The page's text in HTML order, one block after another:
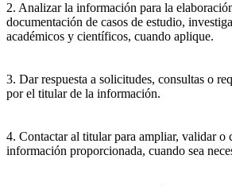
2. Analizar la información para la
documentación de casos de estudio,
académicos y científicos, cuando aplique.
3. Dar respuesta a solicitudes, consultas o
por el titular de la información.
4. Contactar al titular para ampliar, validar o
información proporcionada, cuando sea